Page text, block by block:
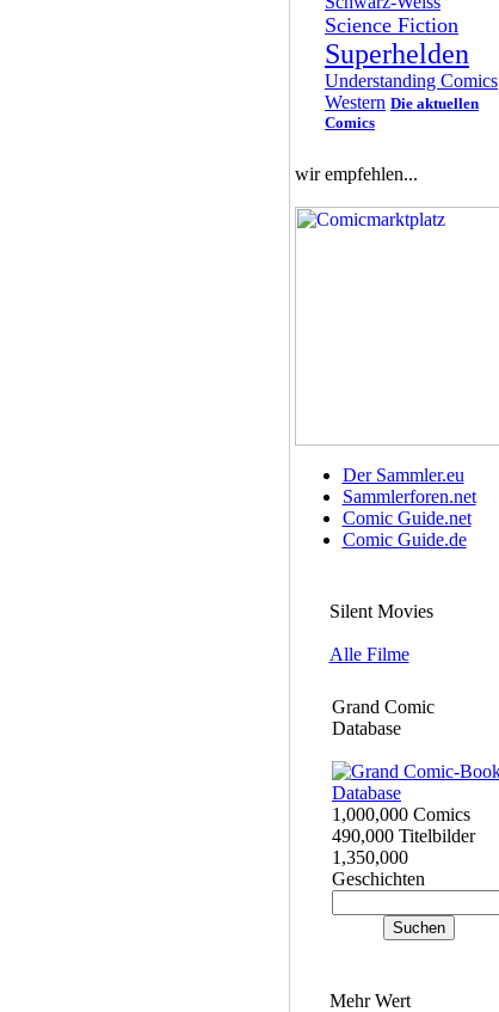
Science Fiction
Superhelden
Understanding Comics
Western Die aktuellen
Comics
wir empfehlen...
Der Sammler.eu
Sammlerforen.net
Comic Guide.net
Comic Guide.de
Silent Movies
Alle Filme
Grand Comic
Database
1,000,000 Comics
490,000 Titelbilder
1,350,000
Geschichten
Mehr Wert